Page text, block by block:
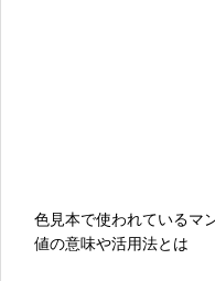
色見本で使われているマ
値の意味や活用法とは